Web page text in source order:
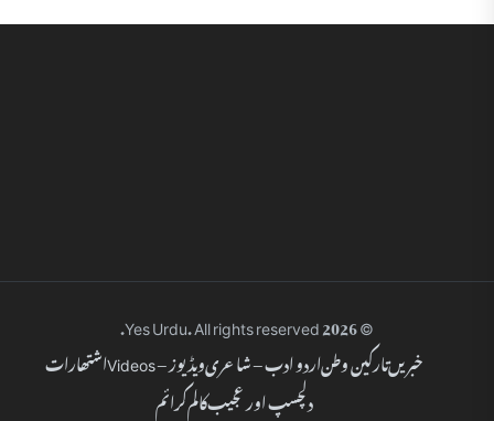
© 2026 Yes Urdu. All rights reserved.
خبریںتارکین وطناردو ادب – شاعریویڈیوز – Videos
اشتھارات
دلچسپ اور عجیبکالمکرائم